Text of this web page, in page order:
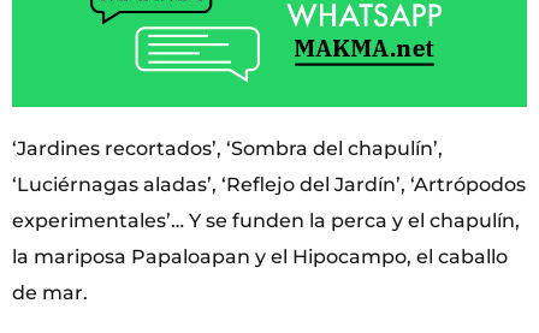
‘Jardines recortados’, ‘Sombra del chapulín’,
‘Luciérnagas aladas’, ‘Reflejo del Jardín’, ‘Artrópodos
experimentales’… Y se funden la perca y el chapulín,
la mariposa Papaloapan y el Hipocampo, el caballo
de mar.